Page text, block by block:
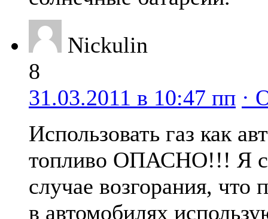
Nickulin
8
31.03.2011 в 10:47 пп ·
Использовать газ как
топливо ОПАСНО!!! Я
случае возгорания, что
в автомобилях